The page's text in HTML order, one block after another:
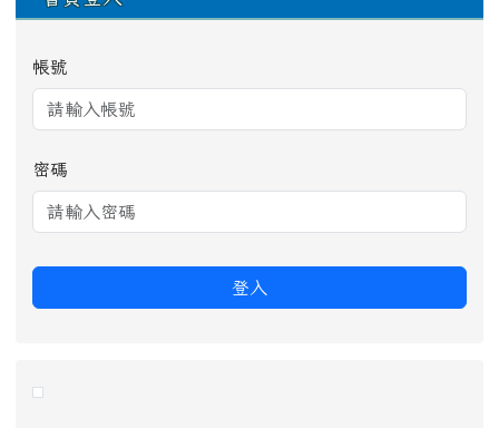
帳號
密碼
登入